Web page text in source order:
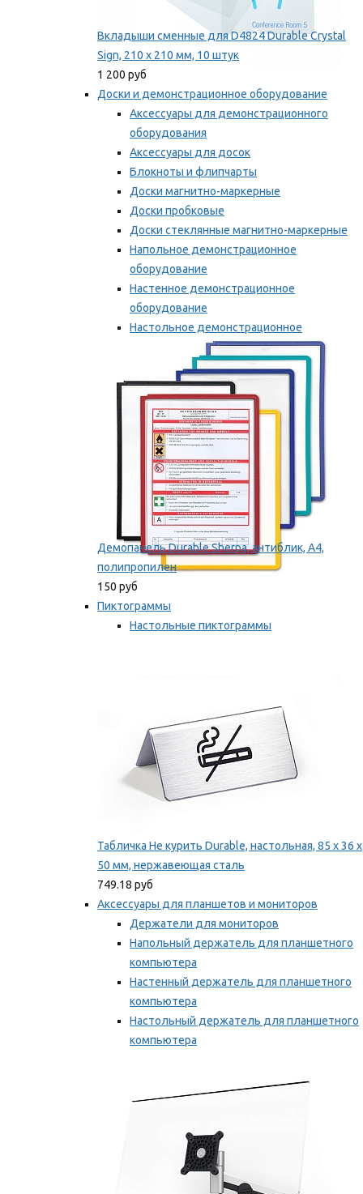
Вкладыши сменные для D4824 Durable Crystal
Sign, 210 x 210 мм, 10 штук
1 200 руб
Доски и демонстрационное оборудование
Аксессуары для демонстрационного
оборудования
Аксессуары для досок
Блокноты и флипчарты
Доски магнитно-маркерные
Доски пробковые
Доски стеклянные магнитно-маркерные
Напольное демонстрационное
оборудование
Настенное демонстрационное
оборудование
Настольное демонстрационное
оборудование
Мы рекомендуем
Демопанель Durable Sherpa, антиблик, А4,
полипропилен
150 руб
Пиктограммы
Настольные пиктограммы
Табличка Не курить Durable, настольная, 85 x 36 x
50 мм, нержавеющая сталь
749.18 руб
Аксессуары для планшетов и мониторов
Держатели для мониторов
Напольный держатель для планшетного
компьютера
Настенный держатель для планшетного
компьютера
Настольный держатель для планшетного
компьютера